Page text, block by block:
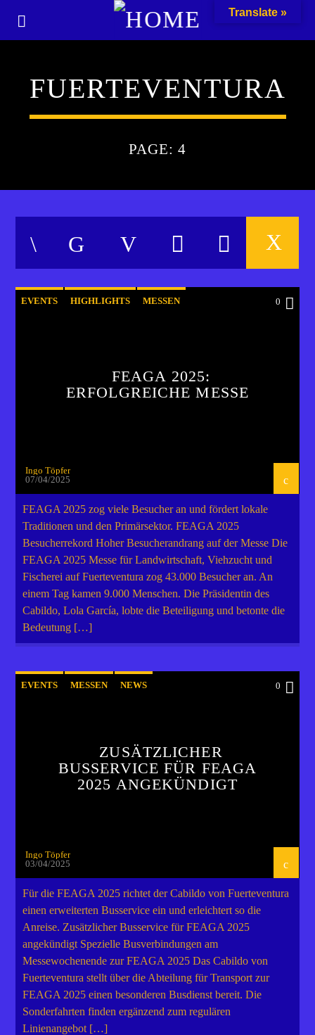
FUERTEVENTURA
PAGE: 4
EVENTS HIGHLIGHTS MESSEN 0
FEAGA 2025:
ERFOLGREICHE MESSE
Ingo Töpfer
07/04/2025
FEAGA 2025 zog viele Besucher an und fördert lokale
Traditionen und den Primärsektor. FEAGA 2025
Besucherrekord Hoher Besucherandrang auf der Messe Die
FEAGA 2025 Messe für Landwirtschaft, Viehzucht und
Fischerei auf Fuerteventura zog 43.000 Besucher an. An
einem Tag kamen 9.000 Menschen. Die Präsidentin des
Cabildo, Lola García, lobte die Beteiligung und betonte die
Bedeutung […]
EVENTS MESSEN NEWS 0
ZUSÄTZLICHER
BUSSERVICE FÜR FEAGA
2025 ANGEKÜNDIGT
Ingo Töpfer
03/04/2025
Für die FEAGA 2025 richtet der Cabildo von Fuerteventura
einen erweiterten Busservice ein und erleichtert so die
Anreise. Zusätzlicher Busservice für FEAGA 2025
angekündigt Spezielle Busverbindungen am
Messewochenende zur FEAGA 2025 Das Cabildo von
Fuerteventura stellt über die Abteilung für Transport zur
FEAGA 2025 einen besonderen Busdienst bereit. Die
Sonderfahrten finden ergänzend zum regulären
Linienangebot […]
Translate »